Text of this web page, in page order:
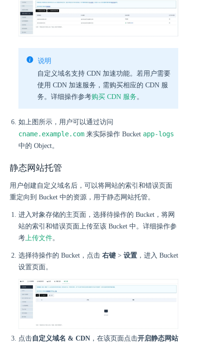
说明
自定义域名支持 CDN 加速功能。若用户需要
使用 CDN 加速服务，需购买相应的 CDN 服
务。详细操作参考购买 CDN 服务。
如上图所示，用户可以通过访问
cname.example.com 来实际操作 Bucket app-logs
中的 Object。
静态网站托管
用户创建自定义域名后，可以将网站的索引和错误页面
重定向到 Bucket 中的资源，用于静态网站托管。
进入对象存储的主页面，选择待操作的 Bucket，将网
站的索引和错误页面上传至该 Bucket 中。详细操作参
考上传文件。
选择待操作的 Bucket，点击 右键 > 设置 ，进入 Bucket
设置页面。
点击自定义域名 & CDN ，在该页面点击开启静态网站